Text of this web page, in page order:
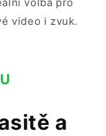
video i zvuk.
a